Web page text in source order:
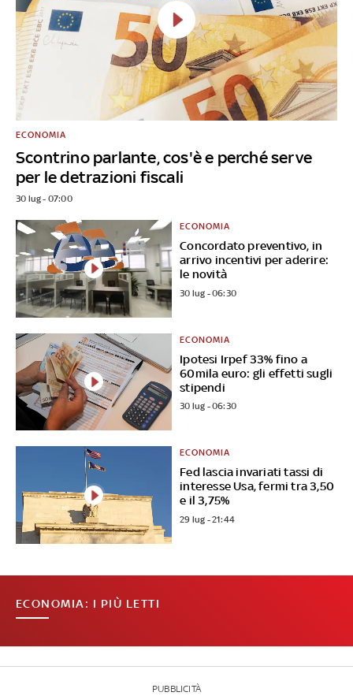
Scontrino parlante, cos'è e perché serve
per le detrazioni fiscali
ECONOMIA
30 lug - 07:00
Concordato preventivo, in
arrivo incentivi per aderire:
le novità
ECONOMIA
30 lug - 06:30
Ipotesi Irpef 33% fino a
60mila euro: gli effetti sugli
stipendi
ECONOMIA
30 lug - 06:30
Fed lascia invariati tassi di
interesse Usa, fermi tra 3,50
e il 3,75%
ECONOMIA
29 lug - 21:44
ECONOMIA: I PIÙ LETTI
PUBBLICITÀ